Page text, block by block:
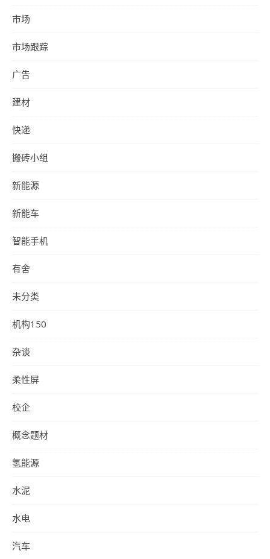
市场
市场跟踪
广告
建材
快递
搬砖小组
新能源
新能车
智能手机
有舍
未分类
机构150
杂谈
柔性屏
校企
概念题材
氢能源
水泥
水电
汽车